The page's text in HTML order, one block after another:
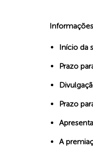
Início da
Prazo
Prazo
A